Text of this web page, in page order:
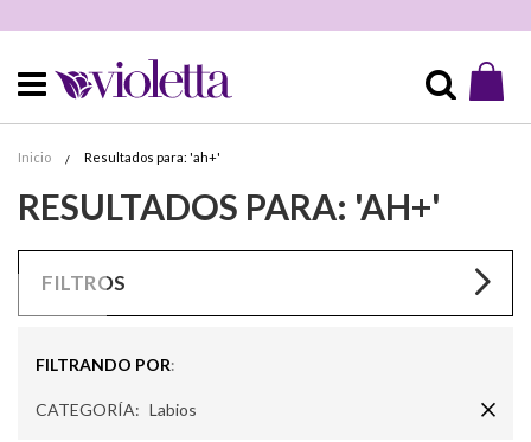
Buscar
Inicio Resultados para: 'ah+'
RESULTADOS PARA: 'AH+'
FILTROS
FILTRANDO POR
CATEGORÍA Labios